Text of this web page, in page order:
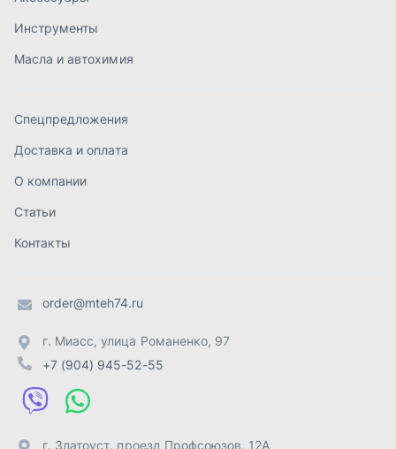
Контакты
order@mteh74.ru
+7 (904) 945-52-55
г. Златоуст
г. Челябинск
+7 (904) 945-04-44
Отправить заявку